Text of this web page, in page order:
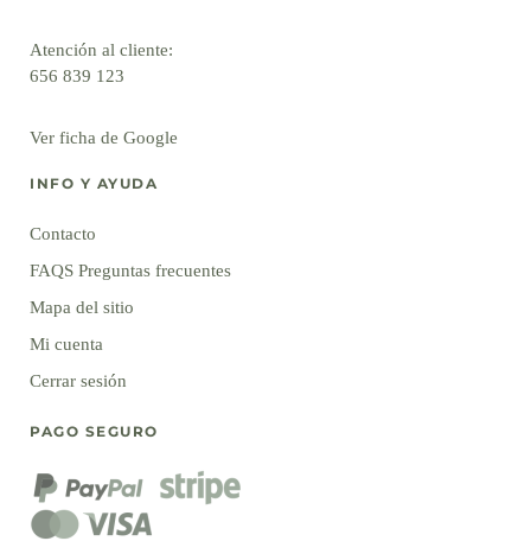
Atención al cliente:
656 839 123
Ver ficha de Google
INFO Y AYUDA
Contacto
FAQS Preguntas frecuentes
Mapa del sitio
Mi cuenta
Cerrar sesión
PAGO SEGURO